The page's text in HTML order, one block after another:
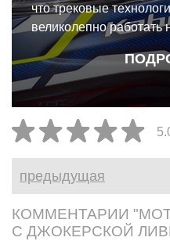
что трековые
великолепно работать
улице. И даже для
райдера выходного
преимущества Kabuto
абсолютно реальны и
неоспоримы.
предыдущая
КОММЕНТАРИИ
С ДЖОКЕРСКОЙ